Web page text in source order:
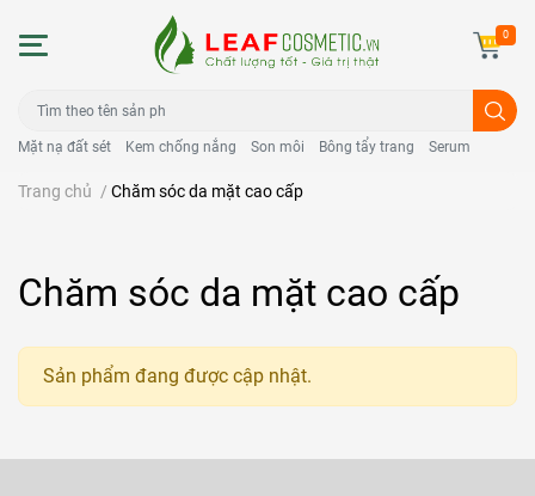
Mặt nạ đất sét Kem chống nắng Son môi Bông tẩy trang Serum
0
Trang chủ / Chăm sóc da mặt cao cấp
Chăm sóc da mặt cao cấp
Sản phẩm đang được cập nhật.